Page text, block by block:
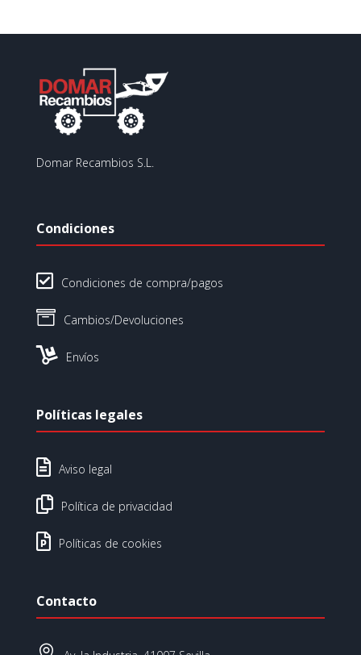
Domar Recambios S.L.
Condiciones
 Condiciones de compra/pagos
 Cambios/Devoluciones
 Envíos
Políticas legales
 Aviso legal
 Política de privacidad
 Políticas de cookies
Contacto